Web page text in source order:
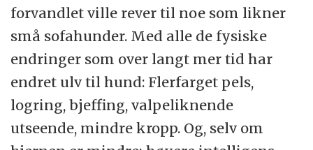
forvandlet ville rever til noe som likner
små sofahunder. Med alle de fysiske
endringer som over langt mer tid har
endret ulv til hund: Flerfarget pels,
logring, bjeffing, valpeliknende
utseende, mindre kropp. Og, selv om